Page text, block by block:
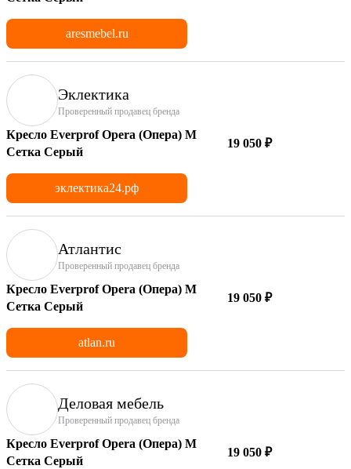
aresmebel.ru
Эклектика
Проверенный продавец бренда
Кресло Everprof Opera (Опера) M
Сетка Серый
19 050 ₽
эклектика24.рф
Атлантис
Проверенный продавец бренда
Кресло Everprof Opera (Опера) M
Сетка Серый
19 050 ₽
atlan.ru
Деловая мебель
Проверенный продавец бренда
Кресло Everprof Opera (Опера) M
Сетка Серый
19 050 ₽